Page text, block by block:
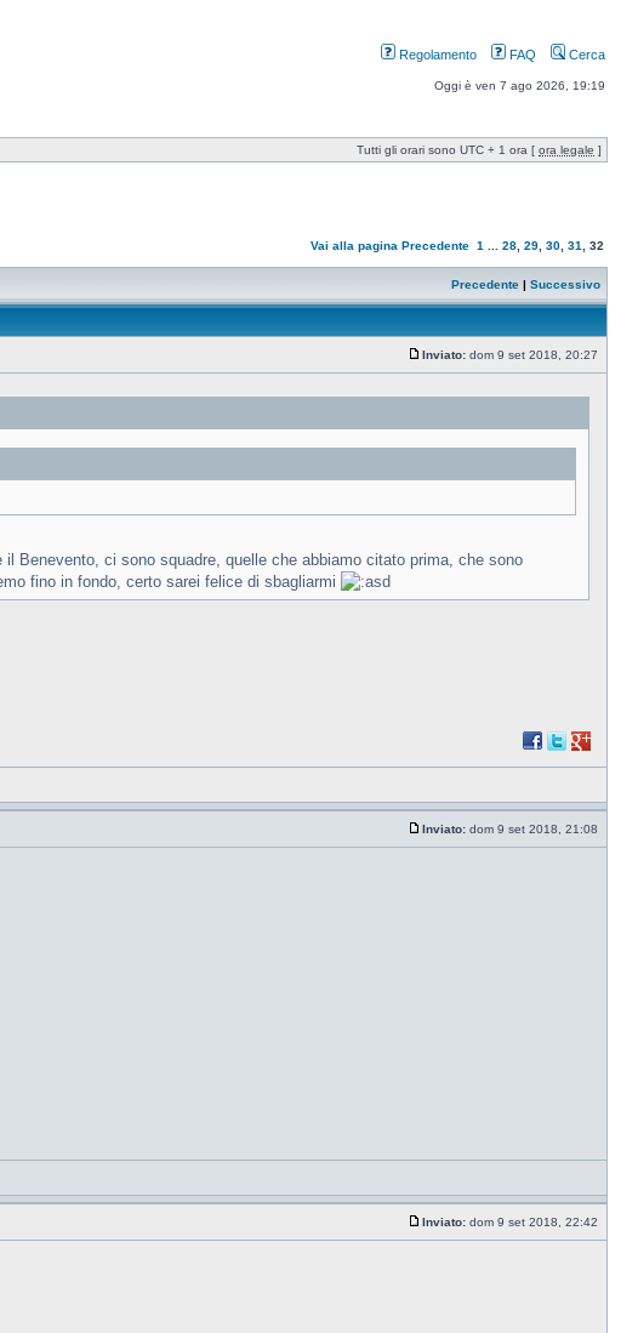
Regolamento FAQ Cerca
Oggi è ven 7 ago 2026, 19:19
Tutti gli orari sono UTC + 1 ora [ ora legale ]
Vai alla pagina Precedente 1 28 29 30 31 32
Precedente | Successivo
Inviato: dom 9 set 2018, 20:27
Benevento, ci sono squadre, quelle che abbiamo citato prima, che sono
fino in fondo, certo sarei felice di sbagliarmi
Inviato: dom 9 set 2018, 21:08
Inviato: dom 9 set 2018, 22:42